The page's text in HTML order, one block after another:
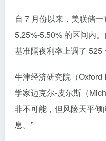
自 7 月份以来，美联储
5.25%-5.50% 的区间内
基准隔夜利率上调了 525
牛津经济研究院（
学家迈克尔-皮尔斯（
非不可能，但风险天平
息。”